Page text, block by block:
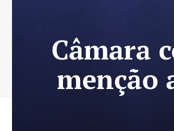
Câmara
menção